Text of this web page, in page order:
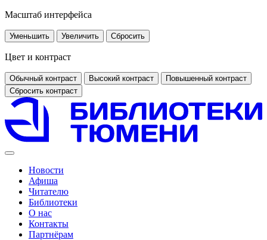
Масштаб интерфейса
Уменьшить Увеличить Сбросить
Цвет и контраст
Обычный контраст Высокий контраст
Повышенный контраст
Сбросить контраст
Новости
Афиша
Читателю
Библиотеки
О нас
Контакты
Партнёрам